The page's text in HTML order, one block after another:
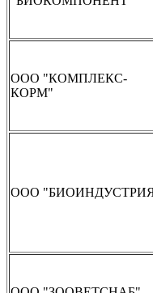
ООО "КОМПЛЕКС-
КОРМ"
ООО